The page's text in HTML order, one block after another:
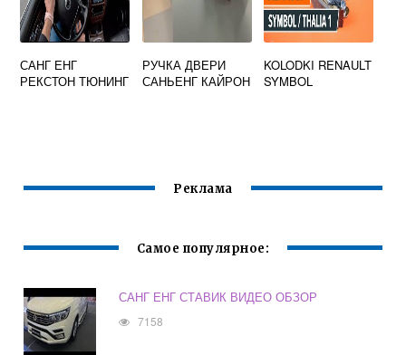
САНГ ЕНГ
РЕКСТОН ТЮНИНГ
РУЧКА ДВЕРИ
САНЬЕНГ КАЙРОН
KOLODKI RENAULT
SYMBOL
Реклама
Самое популярное:
САНГ ЕНГ СТАВИК ВИДЕО ОБЗОР
7158